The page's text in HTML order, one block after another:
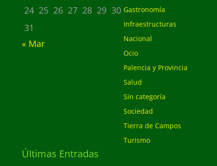
24 25 26 27 28 29 30
31
« Mar
Gastronomía
Infraestructuras
Nacional
Ocio
Palencia y Provincia
Salud
Sin categoría
Sociedad
Tierra de Campos
Turismo
Últimas Entradas